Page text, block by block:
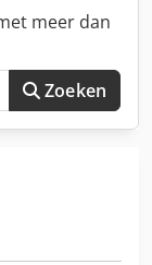
voor
elektromotor
detector. deksel
machine en
meer dan
Zoeken